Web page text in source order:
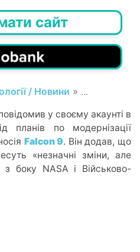
сайт
/ Новини » ...
у своєму акаунті в
планів по модернізації
Falcon 9. Він додав, що
«незначні зміни, але
з боку NASA і Військово-